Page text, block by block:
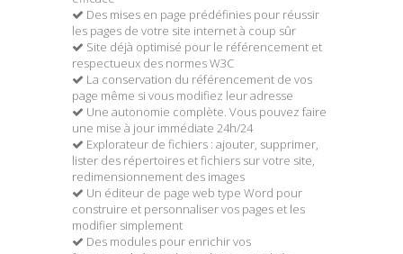
Des mises en page prédéfinies pour réussir
les pages de votre site internet à coup sûr
Site déjà optimisé pour le référencement et
respectueux des normes W3C
La conservation du référencement de vos
page même si vous modifiez leur adresse
Une autonomie complète. Vous pouvez faire
une mise à jour immédiate 24h/24
Explorateur de fichiers : ajouter, supprimer,
lister des répertoires et fichiers sur votre site,
redimensionnement des images
Un éditeur de page web type Word pour
construire et personnaliser vos pages et les
modifier simplement
Des modules pour enrichir vos